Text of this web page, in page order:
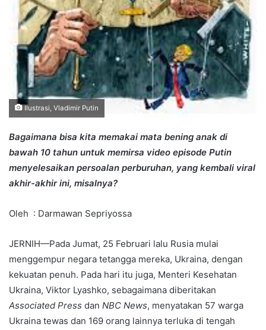
Ilustrasi, Vladimir Putin
Bagaimana bisa kita memakai mata bening anak di
bawah 10 tahun untuk memirsa video episode Putin
menyelesaikan persoalan perburuhan, yang kembali viral
akhir-akhir ini, misalnya?
Oleh : Darmawan Sepriyossa
JERNIH—Pada Jumat, 25 Februari lalu Rusia mulai
menggempur negara tetangga mereka, Ukraina, dengan
kekuatan penuh. Pada hari itu juga, Menteri Kesehatan
Ukraina, Viktor Lyashko, sebagaimana diberitakan
Associated Press dan NBC News, menyatakan 57 warga
Ukraina tewas dan 169 orang lainnya terluka di tengah